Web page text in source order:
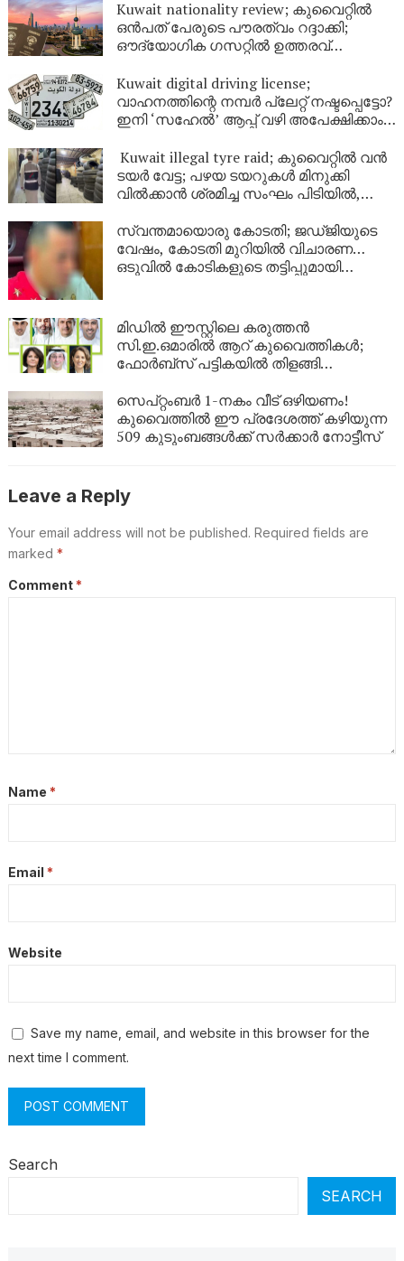
Kuwait nationality review; കുവൈറ്റിൽ
ഒൻപത് പേരുടെ പൗരത്വം റദ്ദാക്കി;
ഔദ്യോഗിക ഗസറ്റിൽ ഉത്തരവ്
Kuwait digital driving license;
വാഹനത്തിന്റെ നമ്പര്‍ പ്ലേറ്റ് നഷ്ടപ്പെട്ടോ?
ഇനി ‘സഹേൽ’ ആപ്പ് വഴി അപേക്ഷിക്കാം;
ഉടൻ
Kuwait illegal tyre raid; കുവൈറ്റിൽ വൻ
ടയർ വേട്ട; പഴയ ടയറുകൾ മിനുക്കി
വിൽക്കാൻ ശ്രമിച്ച സംഘം പിടിയിൽ,
ടയറുകൾ
സ്വന്തമായൊരു കോടതി; ജഡ്ജിയുടെ
വേഷം, കോടതി മുറിയിൽ വിചാരണ…
ഒടുവിൽ കോടികളുടെ തട്ടിപ്പുമായി
മിഡിൽ ഈസ്റ്റിലെ കരുത്തൻ
സി.ഇ.ഒമാരിൽ ആറ് കുവൈത്തികൾ;
ഫോർബ്സ് പട്ടികയിൽ തിളങ്ങി
സെപ്റ്റംബർ 1-നകം വീട് ഒഴിയണം!
കുവൈത്തിൽ ഈ പ്രദേശത്ത് കഴിയുന്ന
509 കുടുംബങ്ങൾക്ക് സർക്കാർ നോട്ടീസ്
Leave a Reply
Your email address will not be published. Required fields are
marked *
Comment *
Name *
Email *
Website
Save my name, email, and website in this browser for the
next time I comment.
Search
SEARCH